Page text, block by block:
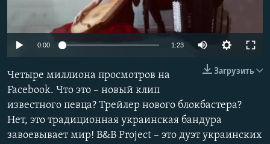
ПОБЕДИТЕЛЕЙ НЕ СУДЯТ?
КРЫМ.НЕПОКОРЕННЫЙ
УКРАИНСКАЯ ПРОБЛЕМА КРЫМА
ПРИСОЕДИНЯЙТЕСЬ!
Все сайты RFE/RL
0:00 1:23
Загрузить
Четыре миллиона просмотров на
Facebook. Что это – новый клип
известного певца? Трейлер нового блокбастера?
Нет, это традиционная украинская бандура
завоевывает мир! B&B Project – это дуэт украинских